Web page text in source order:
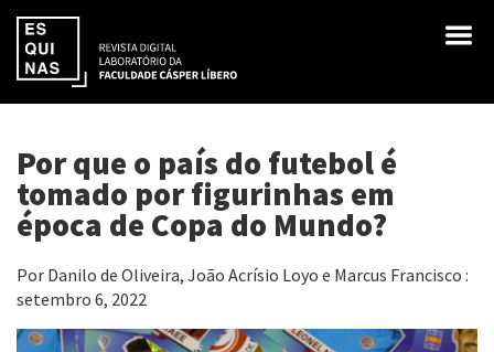
Por que o país do futebol é
tomado por figurinhas em
época de Copa do Mundo?
Por Danilo de Oliveira, João Acrísio Loyo e Marcus Francisco :
setembro 6, 2022